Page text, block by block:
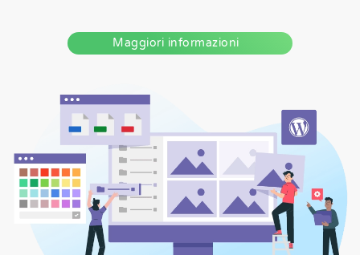
Maggiori informazioni